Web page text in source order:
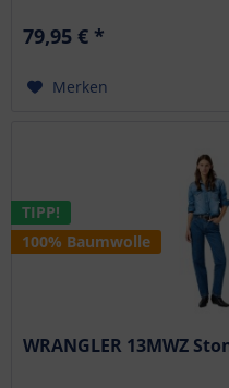
79,95 € *
Merken
TIPP!
100% Baumwolle
WRANGLER 13MWZ